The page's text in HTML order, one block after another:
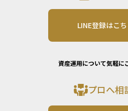
LINE登録はこ
資産運用について気軽に
プロへ相